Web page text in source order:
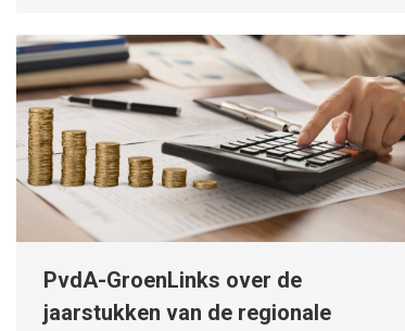
PvdA-GroenLinks over de
jaarstukken van de regionale